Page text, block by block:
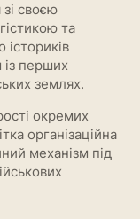
зі своєю
та
перших
землях.
окремих
організаційна
механізм під